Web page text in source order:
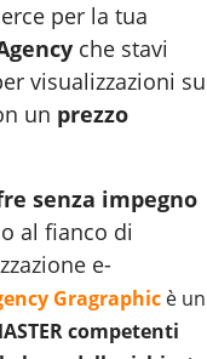
per la tua
che stavi
visualizzazioni su
un prezzo
senza impegno
al fianco di
e-
Gragraphic è un
competenti